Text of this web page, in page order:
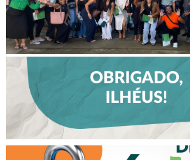
PROFISSIONAIS E
TALENTOS DO
ILHÉUS